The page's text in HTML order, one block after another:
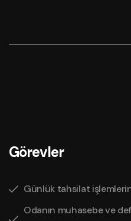
Görevler
Günlük tahsilat
Odanın muhasebe ve